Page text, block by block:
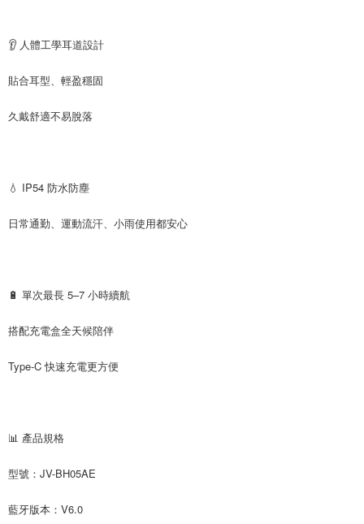
👂 人體工學耳道設計
貼合耳型、輕盈穩固
久戴舒適不易脫落
💧 IP54 防水防塵
日常通勤、運動流汗、小雨使用都安心
🔋 單次最長 5–7 小時續航
搭配充電盒全天候陪伴
Type-C 快速充電更方便
📊 產品規格
型號：JV-BH05AE
藍牙版本：V6.0